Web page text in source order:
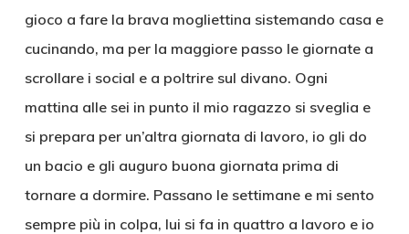
gioco a fare la brava mogliettina sistemando casa e
cucinando, ma per la maggiore passo le giornate a
scrollare i social e a poltrire sul divano. Ogni
mattina alle sei in punto il mio ragazzo si sveglia e
si prepara per un’altra giornata di lavoro, io gli do
un bacio e gli auguro buona giornata prima di
tornare a dormire. Passano le settimane e mi sento
sempre più in colpa, lui si fa in quattro a lavoro e io